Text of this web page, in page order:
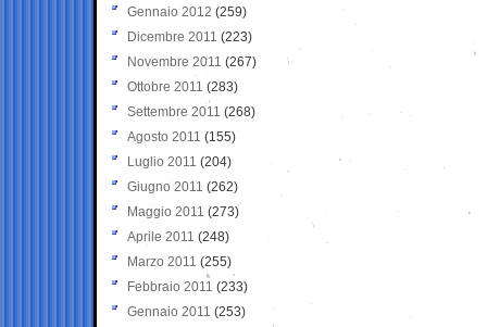
Gennaio 2012 (259)
Dicembre 2011 (223)
Novembre 2011 (267)
Ottobre 2011 (283)
Settembre 2011 (268)
Agosto 2011 (155)
Luglio 2011 (204)
Giugno 2011 (262)
Maggio 2011 (273)
Aprile 2011 (248)
Marzo 2011 (255)
Febbraio 2011 (233)
Gennaio 2011 (253)